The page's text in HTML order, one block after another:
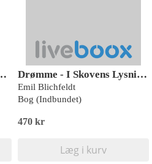
S. Blodspor Drømme - I Skovens Lysning 1
Emil Blichfeldt
Bog (Indbundet)
470 kr
Læg i kurv